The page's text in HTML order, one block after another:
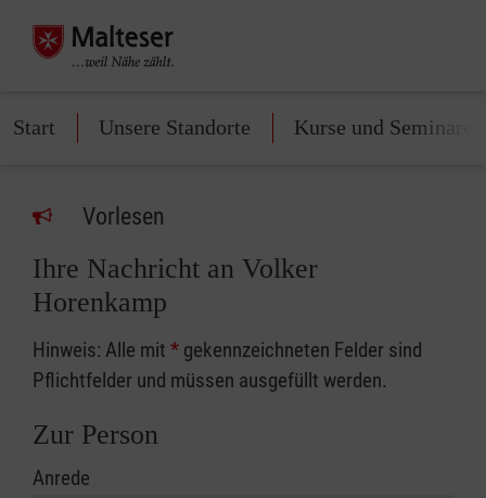
Start Unsere Standorte Kurse und Seminare
Vorlesen
Ihre Nachricht an Volker
Horenkamp
Hinweis: Alle mit * gekennzeichneten Felder sind
Pflichtfelder und müssen ausgefüllt werden.
Zur Person
Anrede